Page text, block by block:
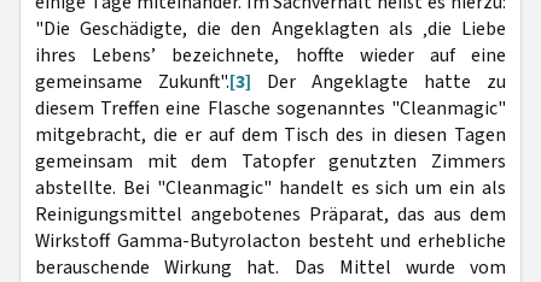
"Die Geschädigte, die den Angeklagten als ‚die Liebe
ihres Lebens’ bezeichnete, hoffte wieder auf eine
gemeinsame Zukunft".[3] Der Angeklagte hatte zu
diesem Treffen eine Flasche sogenanntes "Cleanmagic"
mitgebracht, die er auf dem Tisch des in diesen Tagen
gemeinsam mit dem Tatopfer genutzten Zimmers
abstellte. Bei "Cleanmagic" handelt es sich um ein als
Reinigungsmittel angebotenes Präparat, das aus dem
Wirkstoff Gamma-Butyrolacton besteht und erhebliche
berauschende Wirkung hat. Das Mittel wurde vom